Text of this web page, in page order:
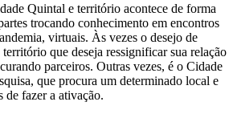
Quintal e território acontece de forma
trocando conhecimento em encontros
virtuais. Às vezes o desejo de
que deseja ressignificar sua relação
parceiros. Outras vezes, é o Cidade
que procura um determinado local e
de fazer a ativação.